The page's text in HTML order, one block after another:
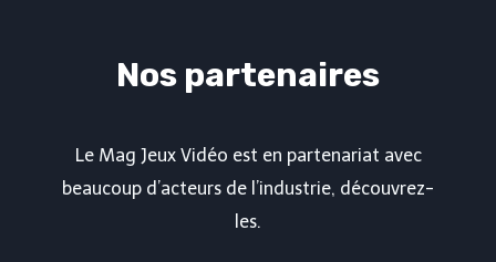
Nos partenaires
Le Mag Jeux Vidéo est en partenariat avec
beaucoup d’acteurs de l’industrie, découvrez-
les.